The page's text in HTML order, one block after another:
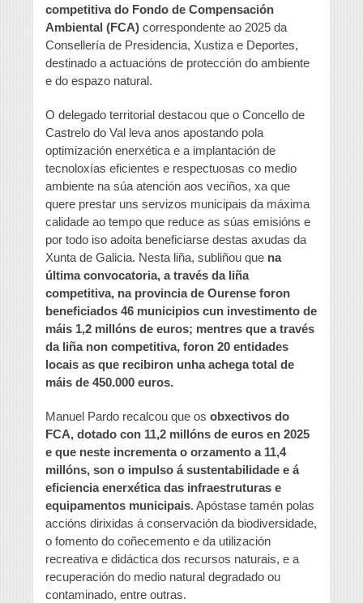
competitiva do Fondo de Compensación
Ambiental (FCA) correspondente ao 2025 da
Consellería de Presidencia, Xustiza e Deportes,
destinado a actuacións de protección do ambiente
e do espazo natural.
O delegado territorial destacou que o Concello de
Castrelo do Val leva anos apostando pola
optimización enerxética e a implantación de
tecnoloxías eficientes e respectuosas co medio
ambiente na súa atención aos veciños, xa que
quere prestar uns servizos municipais da máxima
calidade ao tempo que reduce as súas emisións e
por todo iso adoita beneficiarse destas axudas da
Xunta de Galicia. Nesta liña, subliñou que na
última convocatoria, a través da liña
competitiva, na provincia de Ourense foron
beneficiados 46 municipios cun investimento de
máis 1,2 millóns de euros; mentres que a través
da liña non competitiva, foron 20 entidades
locais as que recibiron unha achega total de
máis de 450.000 euros.
Manuel Pardo recalcou que os obxectivos do
FCA, dotado con 11,2 millóns de euros en 2025
e que neste incrementa o orzamento a 11,4
millóns, son o impulso á sustentabilidade e á
eficiencia enerxética das infraestruturas e
equipamentos municipais. Apóstase tamén polas
accións dirixidas á conservación da biodiversidade,
o fomento do coñecemento e da utilización
recreativa e didáctica dos recursos naturais, e a
recuperación do medio natural degradado ou
contaminado, entre outras.